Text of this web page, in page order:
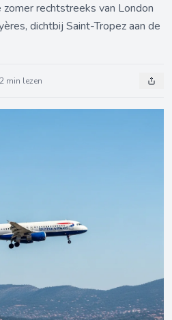
rechtstreeks van London
dichtbij Saint-Tropez aan de
2 min lezen